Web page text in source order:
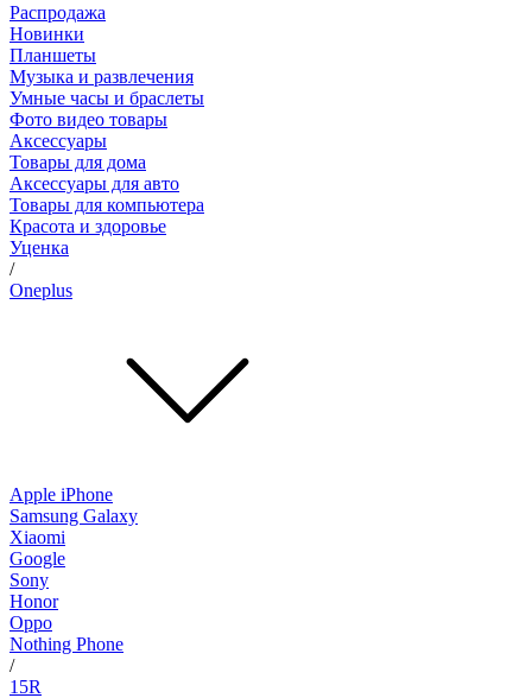
Распродажа
Новинки
Планшеты
Музыка и развлечения
Умные часы и браслеты
Фото видео товары
Аксессуары
Товары для дома
Аксессуары для авто
Товары для компьютера
Красота и здоровье
Уценка
/
Oneplus
Apple iPhone
Samsung Galaxy
Xiaomi
Google
Sony
Honor
Oppo
Nothing Phone
/
15R